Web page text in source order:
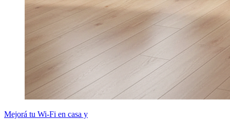
Mejorá tu Wi-Fi en casa y